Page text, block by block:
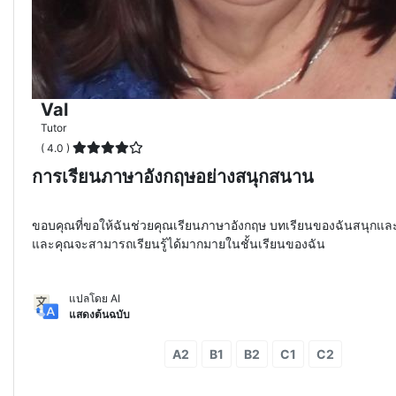
Val
Tutor
( 4.0 )
การเรียนภาษาอังกฤษอย่างสนุกสนาน
ขอบคุณที่ขอให้ฉันช่วยคุณเรียนภาษาอังกฤษ บทเรียนของฉันสนุกแล
และคุณจะสามารถเรียนรู้ได้มากมายในชั้นเรียนของฉัน
แปลโดย AI
แสดงต้นฉบับ
A2 B1 B2 C1 C2